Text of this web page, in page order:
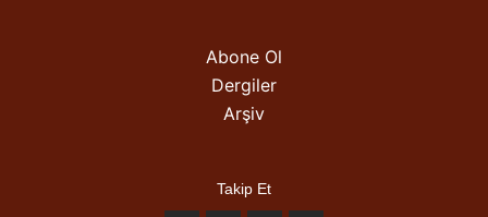
Abone Ol
Dergiler
Arşiv
Takip Et